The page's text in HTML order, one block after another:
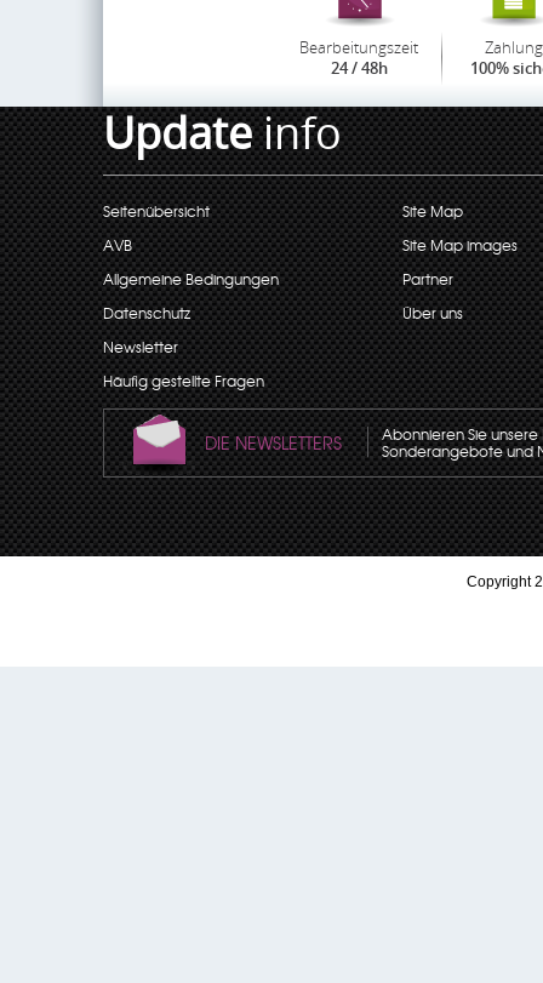
Bearbeitungszeit
24 / 48h
Zahlung
100%
Updateinfo
Seitenübersicht
AVB
Allgemeine Bedingungen
Datenschutz
Newsletter
Häufig gestellte Fragen
Site Map
Site Map images
Partner
Über uns
DIE NEWSLETTERS Abonnieren Sie
Sonderangebote und
Copyright